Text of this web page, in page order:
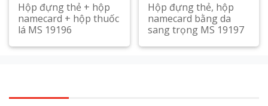
Hộp đựng thẻ + hộp
namecard + hộp thuốc
lá MS 19196
Xem chi tiết
Hộp đựng thẻ, hộp
namecard bằng da
sang trọng MS 19197
Xem chi tiết